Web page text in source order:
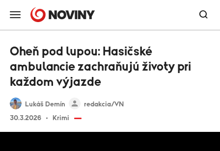
Lukáš Demín
redakcia/VN
30.3.2026
Krimi
Oheň pod lupou: Hasičské
ambulancie zachraňujú životy pri
každom výjazde